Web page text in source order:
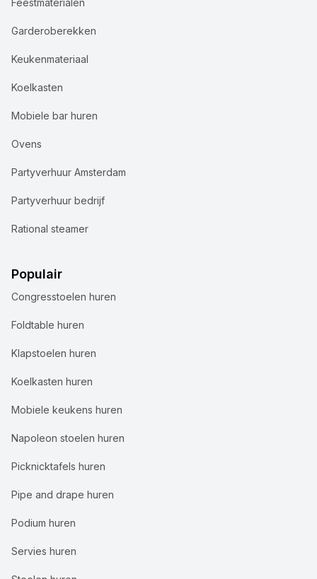
Garderoberekken
Keukenmateriaal
Koelkasten
Mobiele bar huren
Ovens
Partyverhuur Amsterdam
Partyverhuur bedrijf
Rational steamer
Populair
Congresstoelen huren
Foldtable huren
Klapstoelen huren
Koelkasten huren
Mobiele keukens huren
Napoleon stoelen huren
Picknicktafels huren
Pipe and drape huren
Podium huren
Servies huren